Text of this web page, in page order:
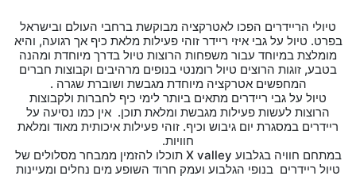
טיולי הריידרים הפכו לאטרקציה מבוקשת ברחבי העולם ובישראל
בפרט. טיול על גבי איזי ריידר זוהי פעילות מלאת כיף אך רגועה, והיא
מומלצת במיוחד עבור משפחות הרוצות טיול בדרך מיוחדת ומהנה
בטבע, זוגות הרוצים טיול רומנטי בנופים מרהיבים וקבוצות חברים
המחפשים אטרקציה מיוחדת מגבשת ושוברת שגרה .
טיול על גבי ריידרים מתאים ביותר לימי כיף לחברות ולקבוצות
הרוצות לעשות פעילות מגבשת ומלאת תוכן. אין כמו נסיעה על
ריידרים במסגרת יום גיבוש וכיף. זוהי פעילות איכותית מאוד ומלאת
חוויות.
במתחם חוויה בגלבוע X valley תוכלו להזמין ממבחר מסלולים של
טיול ריידרים בנופי הגלבוע ועמק חרוד השופע מים נחלים ומעיינות